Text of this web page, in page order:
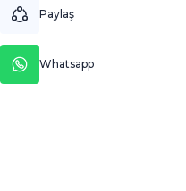
Paylaş
Whatsapp